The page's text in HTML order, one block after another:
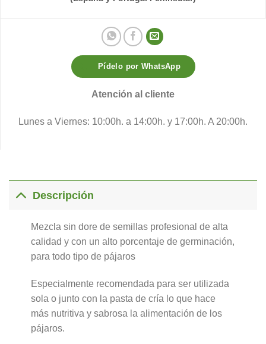
Pídelo por WhatsApp
Atención al cliente
Lunes a Viernes: 10:00h. a 14:00h. y 17:00h. A 20:00h.
Descripción
Mezcla sin dore de semillas profesional de alta
calidad y con un alto porcentaje de germinación,
para todo tipo de pájaros
Especialmente recomendada para ser utilizada
sola o junto con la pasta de cría lo que hace
más nutritiva y sabrosa la alimentación de los
pájaros.